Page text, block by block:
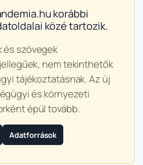
korábbi
közé tartozik.
és szövegek
nem tekinthetők
tájékoztatásnak. Az új
és környezeti
épül tovább.
Adatforrások